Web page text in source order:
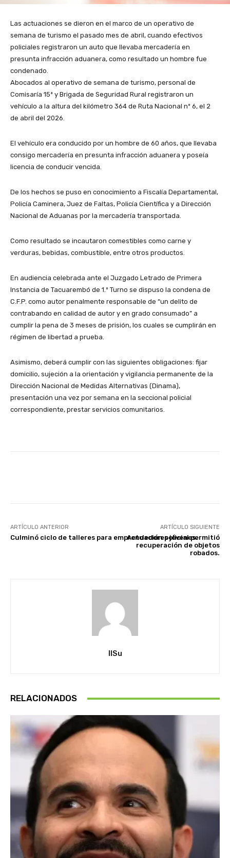
Las actuaciones se dieron en el marco de un operativo de
semana de turismo el pasado mes de abril, cuando efectivos
policiales registraron un auto que llevaba mercadería en
presunta infracción aduanera, como resultado un hombre fue
condenado.
Abocados al operativo de semana de turismo, personal de
Comisaría 15ª y Brigada de Seguridad Rural registraron un
vehículo a la altura del kilómetro 364 de Ruta Nacional nº 6, el 2
de abril del 2026.
El vehículo era conducido por un hombre de 60 años, que llevaba
consigo mercadería en presunta infracción aduanera y poseía
licencia de conducir vencida.
De los hechos se puso en conocimiento a Fiscalía Departamental,
Policía Caminera, Juez de Faltas, Policía Científica y a Dirección
Nacional de Aduanas por la mercadería transportada.
Como resultado se incautaron comestibles como carne y
verduras, bebidas, combustible, entre otros productos.
En audiencia celebrada ante el Juzgado Letrado de Primera
Instancia de Tacuarembó de 1.º Turno se dispuso la condena de
C.F.P. como autor penalmente responsable de “un delito de
contrabando en calidad de autor y en grado consumado” a
cumplir la pena de 3 meses de prisión, los cuales se cumplirán en
régimen de libertad a prueba.
Asimismo, deberá cumplir con las siguientes obligaciones: fijar
domicilio, sujeción a la orientación y vigilancia permanente de la
Dirección Nacional de Medidas Alternativas (Dinama),
presentación una vez por semana en la seccional policial
correspondiente, prestar servicios comunitarios.
ARTÍCULO ANTERIOR
Culminó ciclo de talleres para emprendedores jóvenes.
ARTÍCULO SIGUIENTE
Actuación policial permitió
recuperación de objetos
robados.
IlSu
RELACIONADOS